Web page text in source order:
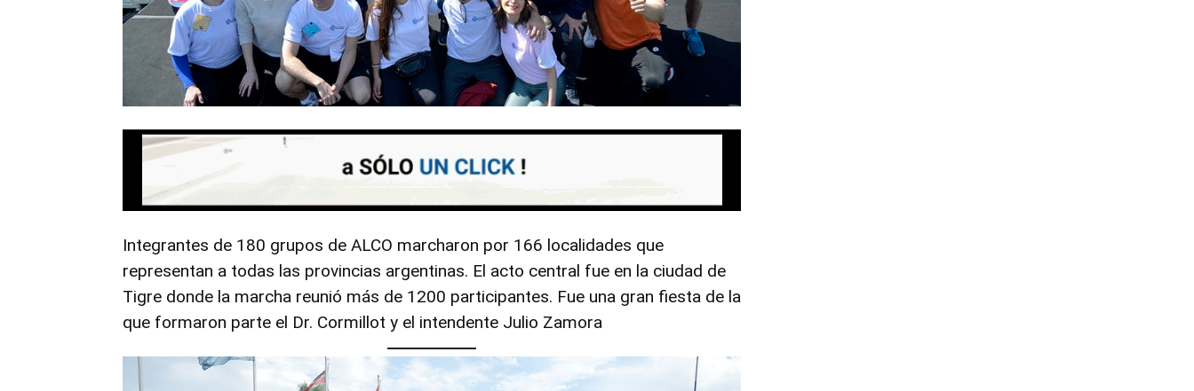
Integrantes de 180 grupos de ALCO marcharon por 166 localidades que
representan a todas las provincias argentinas. El acto central fue en la ciudad de
Tigre donde la marcha reunió más de 1200 participantes. Fue una gran fiesta de la
que formaron parte el Dr. Cormillot y el intendente Julio Zamora